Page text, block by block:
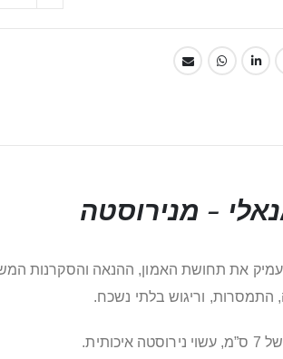
- מנירוסטה
את תחושת האמון, ההנאה והסקרנות
וריגוש בלתי נשכח.